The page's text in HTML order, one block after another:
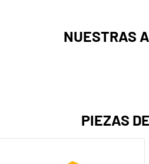
NUESTRAS
PIEZAS